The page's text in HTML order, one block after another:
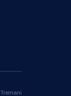
Tremani